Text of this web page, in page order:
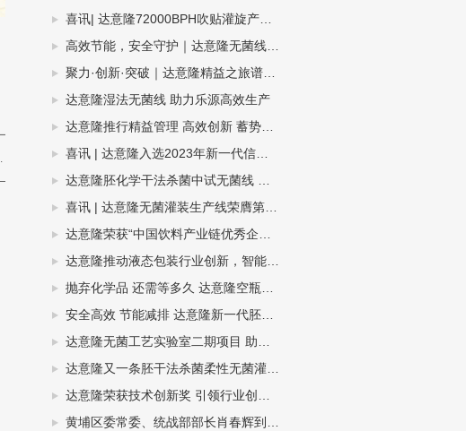
喜讯| 达意隆72000BPH吹贴灌旋产品顺利通过科技成果鉴定
高效节能，安全守护｜达意隆无菌线 为你而转
聚力·创新·突破｜达意隆精益之旅谱写卓越新篇
达意隆湿法无菌线 助力乐源高效生产
达意隆推行精益管理 高效创新 蓄势飞跃
喜讯 | 达意隆入选2023年新一代信息技术与制造业融合发展示范名单，助力食品饮料行业新型工业化发展
达意隆胚化学干法杀菌中试无菌线 助力饮料企业新品研发
喜讯 | 达意隆无菌灌装生产线荣膺第三届全国机械工业设计创新大赛金奖，助力食品饮料行业新型工业化发展
达意隆荣获“中国饮料产业链优秀企业”大奖，创新引领行业高质量发展
达意隆推动液态包装行业创新，智能制造示范引领未来
抛弃化学品 还需等多久 达意隆空瓶电子杀菌无菌灌装技术
安全高效 节能减排 达意隆新一代胚化学干法杀菌无菌灌装技术
达意隆无菌工艺实验室二期项目 助力企业无菌灌装开发
达意隆又一条胚干法杀菌柔性无菌灌装线顺利通过中性培养基验证
达意隆荣获技术创新奖 引领行业创新之路
黄埔区委常委、统战部部长肖春辉到达意隆走访调研